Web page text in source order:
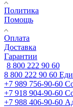
Политика
Помощь
Оплата
Доставка
Гарантии
8 800 222 90 60
8 800 222 90 60
+7 989 756-90-60
+7 918 904-90-60
+7 988 406-90-60